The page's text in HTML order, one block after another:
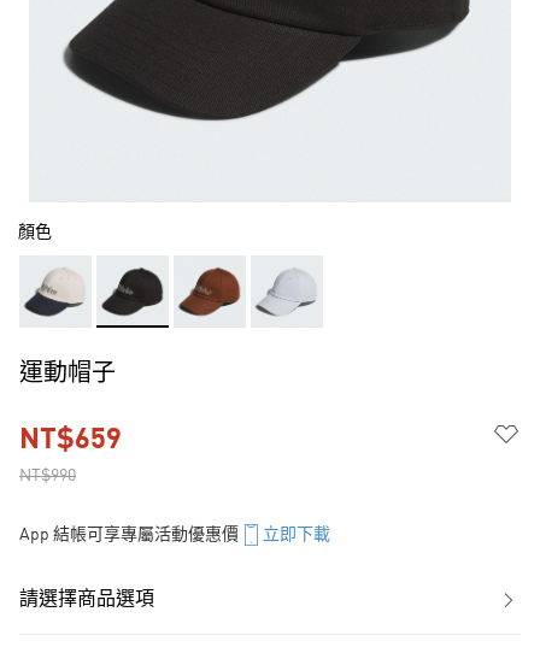
顏色
運動帽子
NT$990
NT$659
App 結帳可享專屬活動優惠價 立即下載
請選擇商品選項